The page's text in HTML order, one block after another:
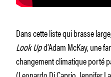
Dans cette liste qui brasse
Look Upd’Adam McKay, une
changement climatique porté
(Leonardo Di Caprio, Jennifer